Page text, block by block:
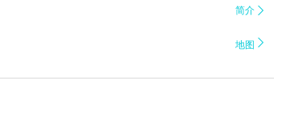
简介 
地图 